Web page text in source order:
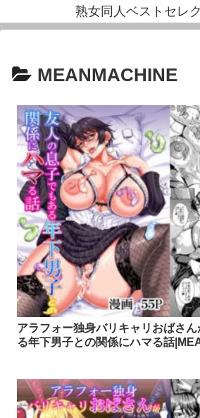
熟女同人ベストセレ
MEANMACHINE
アラフォー独身バリキャリおばさ
る年下男子との関係にハマる話